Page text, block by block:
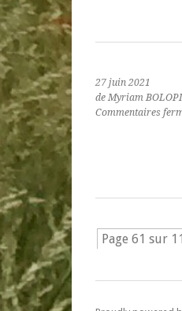
27 juin 2021
de Myriam
Commentaires
Page 61 sur